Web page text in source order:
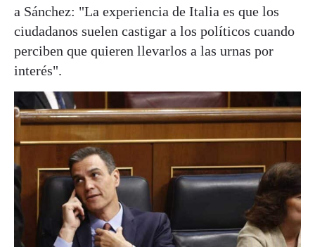
a Sánchez: "La experiencia de Italia es que los
ciudadanos suelen castigar a los políticos cuando
perciben que quieren llevarlos a las urnas por
interés".